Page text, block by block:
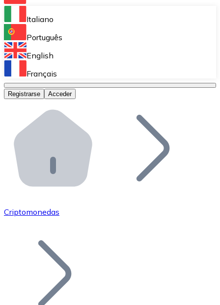
Bitnovo Ramp
Integra nuestra solución en tu plataforma.
Bitnovo Giftcards
Bitnovo OTC
Bitnovo ATM
Integra un ATM Bitnovo en tu negocio y permite que
Bitnovo API
Integra nuestra API en tu ecosistema.
Únete a nuestra red de distribuidores.
Añade tu proyecto a nuestro ecosistema.
Italiano
Português
English
Français
Registrarse Acceder
Criptomonedas